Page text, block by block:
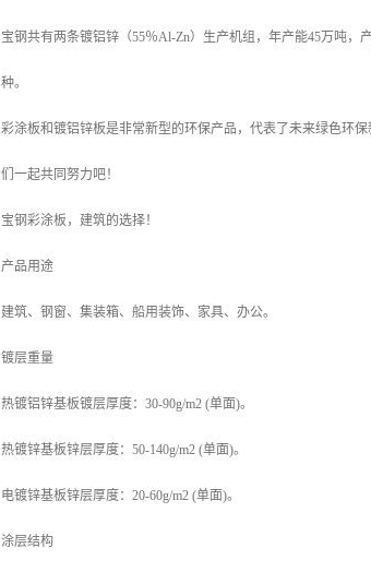
宝钢共有两条镀铝锌（55％Al-Zn）生产机组，年产能45万吨
种。
彩涂板和镀铝锌板是非常新型的环保产品，代表了未来绿色环
们一起共同努力吧！
宝钢彩涂板，建筑的选择！
产品用途
建筑、钢窗、集装箱、船用装饰、家具、办公。
镀层重量
热镀铝锌基板镀层厚度：30-90g/m2 (单面)。
热镀锌基板锌层厚度：50-140g/m2 (单面)。
电镀锌基板锌层厚度：20-60g/m2 (单面)。
涂层结构